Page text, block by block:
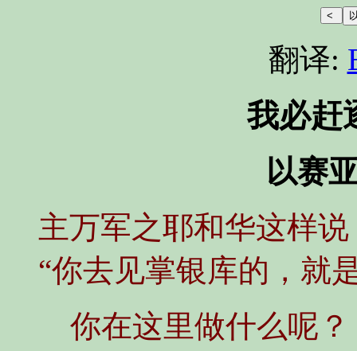
翻译:
我必赶
以赛
主万军之耶和华这样说
“你去见掌银库的，就
你在这里做什么呢？